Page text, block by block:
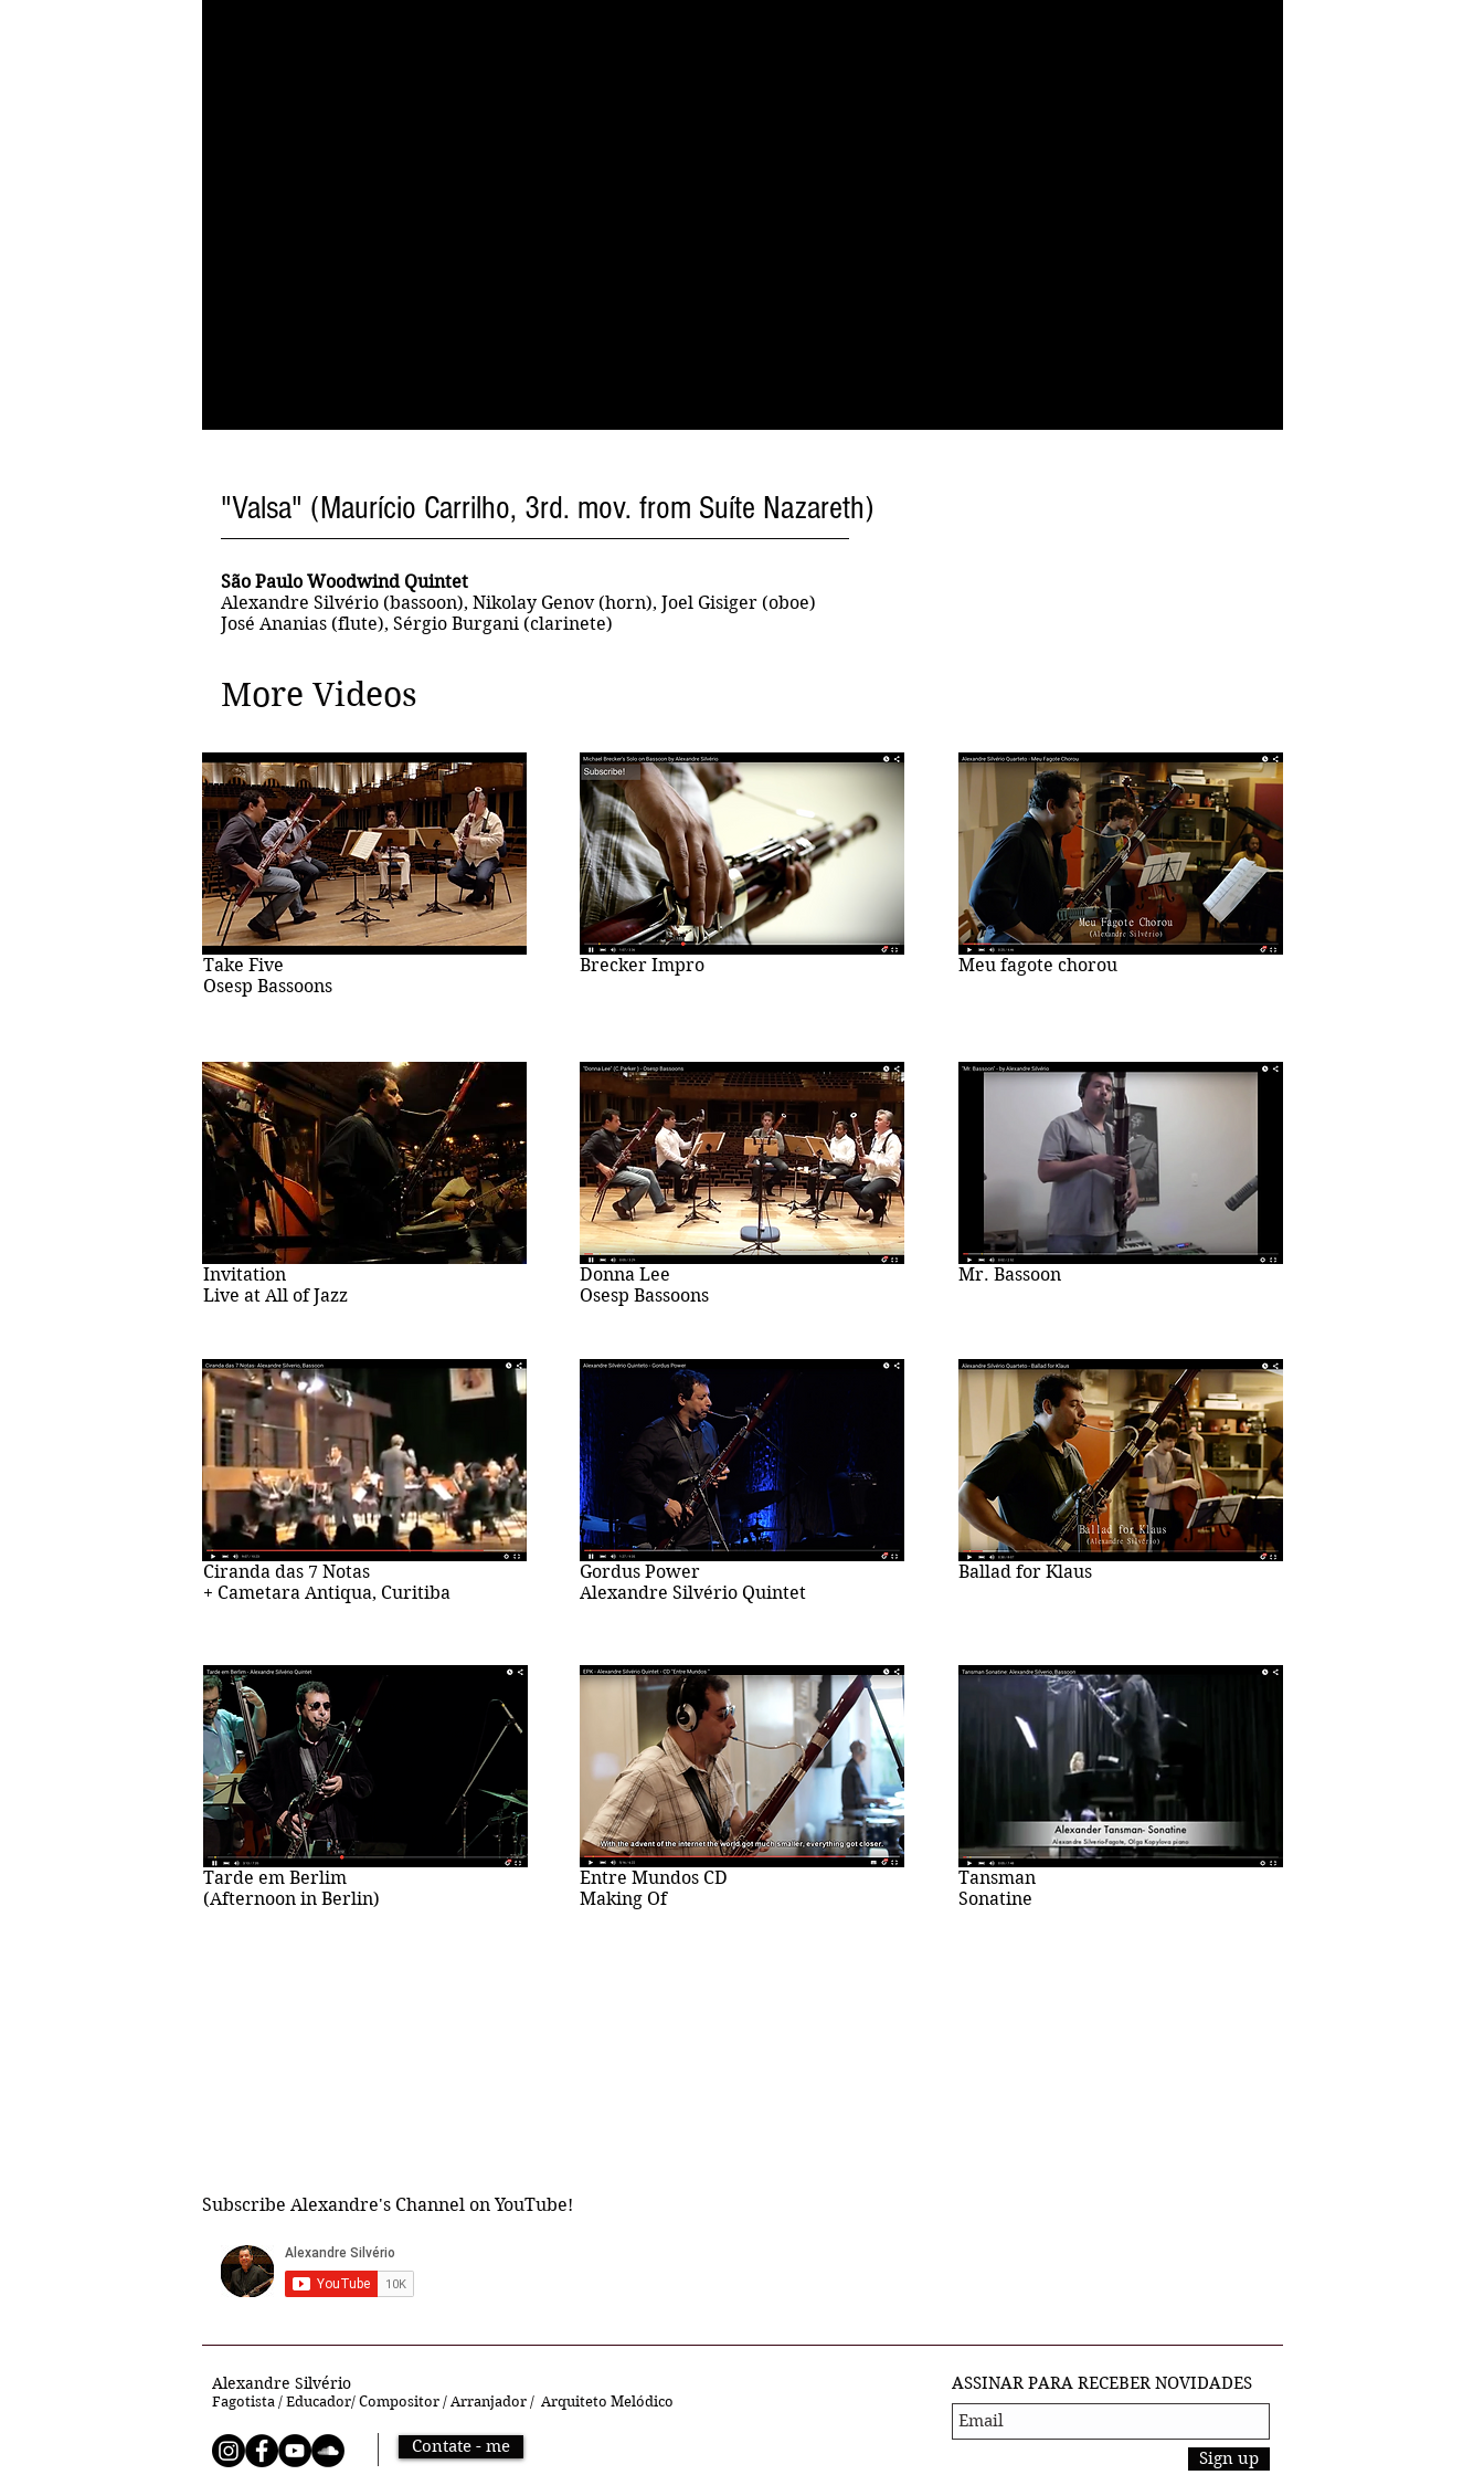
"Valsa" (Maurício Carrilho, 3rd. mov. from Suíte Nazareth)
São Paulo Woodwind Quintet
Alexandre Silvério (bassoon), Nikolay Genov (horn), Joel Gisiger (oboe)
José Ananias (flute), Sérgio Burgani (clarinete)
More Videos
Take Five
Osesp Bassoons
Brecker Impro Meu fagote chorou
Invitation
Live at All of Jazz
Donna Lee
Osesp Bassoons
Mr. Bassoon
Ciranda das 7 Notas
+ Cametara Antiqua, Curitiba
Gordus Power
Alexandre Silvério Quintet
Ballad for Klaus
Tarde em Berlim
(Afternoon in Berlin)
Entre Mundos CD
Making Of
Tansman
Sonatine
Subscribe Alexandre's Channel on YouTube!
Alexandre Silvério
Fagotista / Educador/ Compositor / Arranjador / Arquiteto Melódico
Contate - me
ASSINAR PARA RECEBER NOVIDADES
Sign up